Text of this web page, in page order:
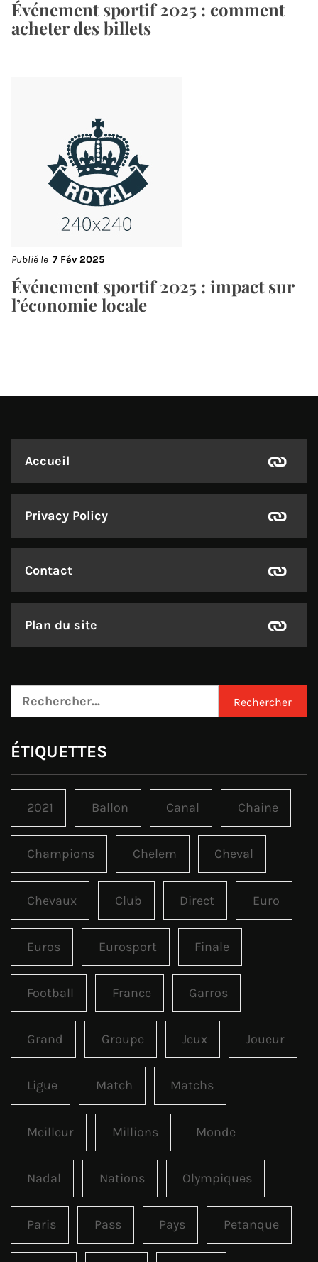
Événement sportif 2025 : comment
acheter des billets
Publié le 7 Fév 2025
Événement sportif 2025 : impact sur
l’économie locale
Accueil
Privacy Policy
Contact
Plan du site
Rechercher :
ÉTIQUETTES
2021 Ballon Canal Chaine
Champions Chelem Cheval
Chevaux Club Direct Euro
Euros Eurosport Finale
Football France Garros
Grand Groupe Jeux Joueur
Ligue Match Matchs
Meilleur Millions Monde
Nadal Nations Olympiques
Paris Pass Pays Petanque